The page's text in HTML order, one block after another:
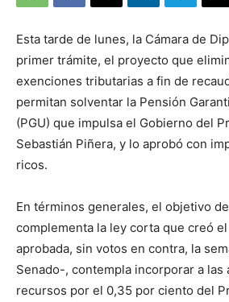
Esta tarde de lunes, la Cámara de
primer trámite, el proyecto que
exenciones tributarias a fin de
permitan solventar la Pensión
(PGU) que impulsa el Gobierno del
Sebastián Piñera, y lo aprobó con
ricos.
En términos generales, el objetivo
complementa la ley corta que creó
aprobada, sin votos en contra, la
Senado-, contempla incorporar a las
recursos por el 0,35 por ciento del